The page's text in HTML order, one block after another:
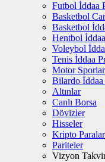
Futbol İddaa
Basketbol
Basketbol
Hentbol
Voleybol
Tenis İddaa
Motor
Bilardo İddaa
Altınlar
Canlı Borsa
Dövizler
Hisseler
Kripto Paralar
Pariteler
Vizyon